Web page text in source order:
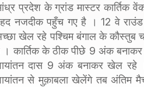
प्रदेश के ग्रांड मास्टर कार्तिक
नजदीक पहुँच गए है । 12 वे
खेल रहे पश्चिम बंगाल के कौस्तुब
। कार्तिक के ठीक पीछे 9 अंक बनाकर
दास 9 अंक बनाकर खेल रहे
से मुक़ाबला खेलेंगे तब अंतिम